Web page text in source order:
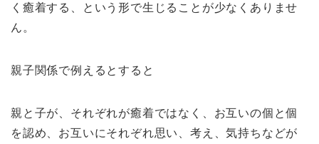
く癒着する、という形で生じることが少なくありませ
ん。
親子関係で例えるとすると
親と子が、それぞれが癒着ではなく、お互いの個と個
を認め、お互いにそれぞれ思い、考え、気持ちなどが